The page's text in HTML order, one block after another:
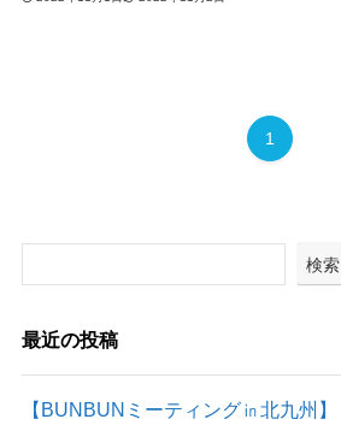
1
検索
最近の投稿
【BUNBUNミーティング㏌北九州】